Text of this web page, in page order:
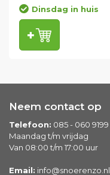
Dinsdag in huis
Neem contact op
Telefoon: 085 - 060 9199
Maandag t/m vrijdag
Van 08:00 t/m 17:00 uur
Email: info@snoerenzo.nl